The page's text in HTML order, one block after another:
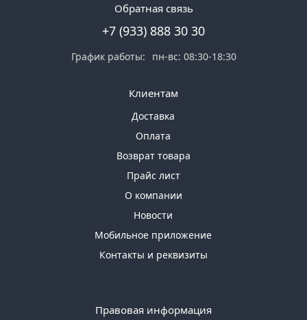
Обратная связь
+7 (933) 888 30 30
График работы: пн-вс: 08:30-18:30
Клиентам
Доставка
Оплата
Возврат товара
Прайс лист
О компании
Новости
Мобильное приложение
Контакты и реквизиты
Правовая информация